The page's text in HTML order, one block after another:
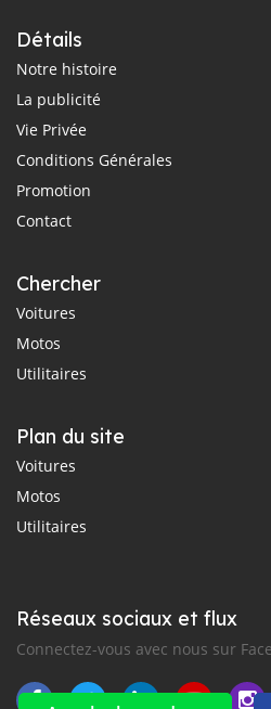
Détails
Notre histoire
La publicité
Vie Privée
Conditions Générales
Promotion
Contact
Chercher
Voitures
Motos
Utilitaires
Plan du site
Voitures
Motos
Utilitaires
Réseaux sociaux et flux
Connectez-vous avec nous sur